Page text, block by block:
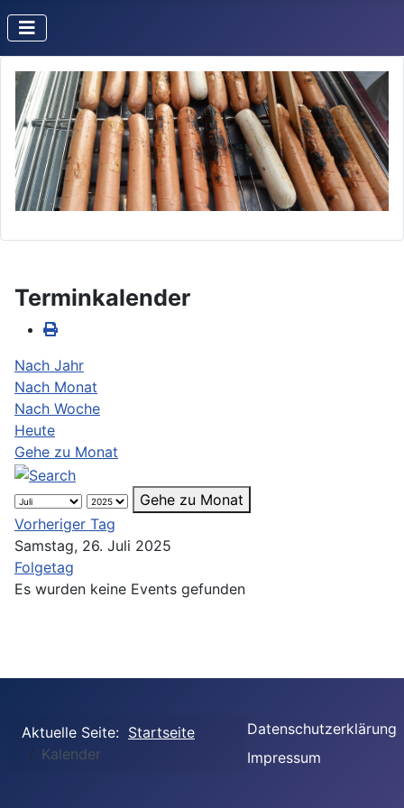
Terminkalender
Nach Jahr
Nach Monat
Nach Woche
Heute
Gehe zu Monat
Gehe zu Monat
Vorheriger Tag
Samstag, 26. Juli 2025
Folgetag
Es wurden keine Events gefunden
Aktuelle Seite: Startseite
Kalender
Datenschutzerklärung
Impressum